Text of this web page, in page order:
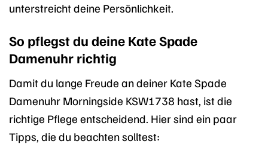
unterstreicht deine Persönlichkeit.
So pflegst du deine Kate Spade
Damenuhr richtig
Damit du lange Freude an deiner Kate Spade
Damenuhr Morningside KSW1738 hast, ist die
richtige Pflege entscheidend. Hier sind ein paar
Tipps, die du beachten solltest: